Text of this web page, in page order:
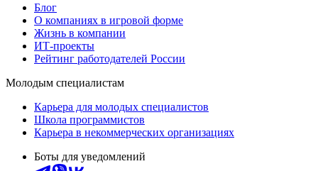
Блог
О компаниях в игровой форме
Жизнь в компании
ИТ-проекты
Рейтинг работодателей России
Молодым специалистам
Карьера для молодых специалистов
Школа программистов
Карьера в некоммерческих организациях
Боты для уведомлений